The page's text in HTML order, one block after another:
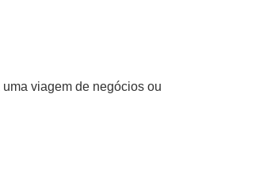
viagem de negócios ou